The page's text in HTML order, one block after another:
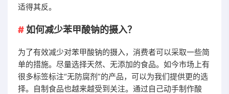
适得其反。
如何减少苯甲酸钠的摄入？
为了有效减少对苯甲酸钠的摄入，消费者可以采取一些简
单的措施。尽量选择天然、无添加的食品。如今市场上有
很多标签标注“无防腐剂”的产品，可以为我们提供更的选
择。自制食品也越来越受到关注。通过自己动手制作酸